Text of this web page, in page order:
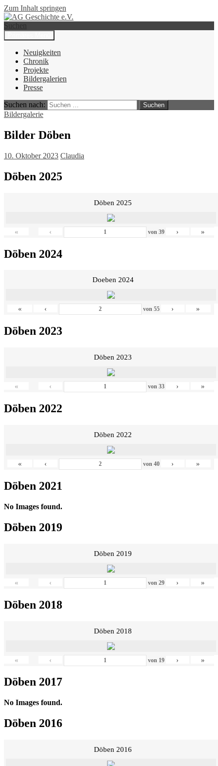
Zum Inhalt springen
AG Geschichte e.V.
Suchen
Neuigkeiten
Chronik
Projekte
Bildergalerien
Presse
Suchen nach:
Bildergalerie
Bilder Döben
10. Oktober 2023 Claudia
Döben 2025
Döben 2025
« ‹ von 39 › »
Döben 2024
Doeben 2024
« ‹ von 55 › »
Döben 2023
Döben 2023
« ‹ von 33 › »
Döben 2022
Döben 2022
« ‹ von 40 › »
Döben 2021
No Images found.
Döben 2019
Döben 2019
« ‹ von 29 › »
Döben 2018
Döben 2018
« ‹ von 19 › »
Döben 2017
No Images found.
Döben 2016
Döben 2016